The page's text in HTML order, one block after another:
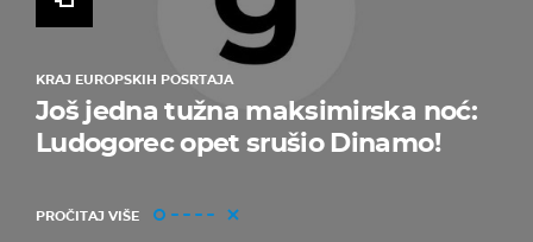
KRAJ EUROPSKIH POSRTAJA
Još jedna tužna maksimirska noć:
Ludogorec opet srušio Dinamo!
PROČITAJ VIŠE